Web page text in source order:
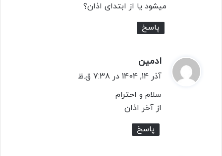
میشود یا از ابتدای اذان؟
پاسخ
ادمین
ف
آذر 14, 1404 در 7:38 ق.ظ
سلام و احترام
از آخر اذان
پاسخ